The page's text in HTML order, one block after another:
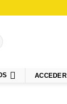
ACCEDER